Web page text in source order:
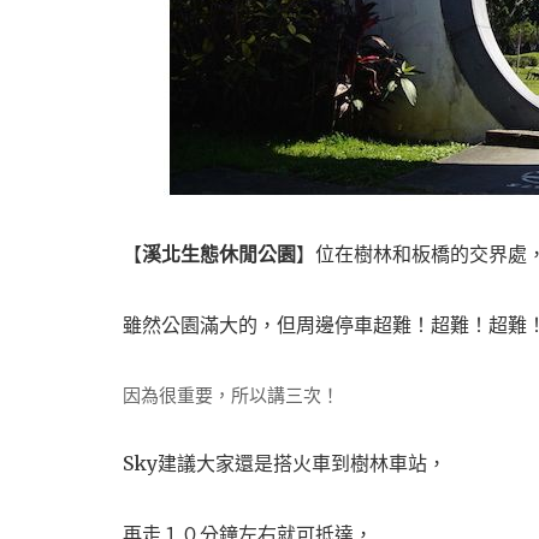
【溪北生態休閒公園】位在樹林和板橋的交界處
雖然公園滿大的，但周邊停車超難！超難！超難
因為很重要，所以講三次！
Sky建議大家還是搭火車到樹林車站，